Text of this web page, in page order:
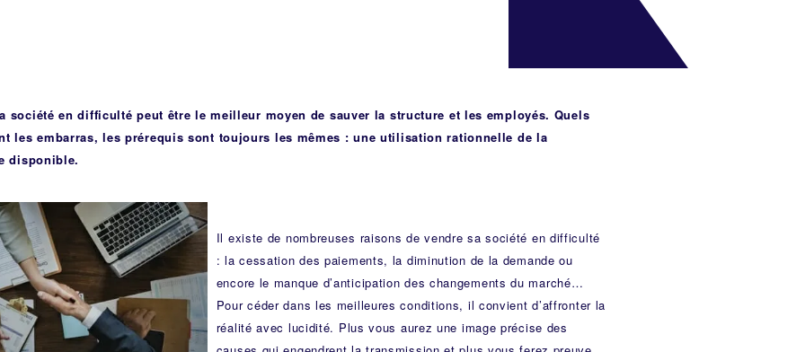
société en difficulté peut être le meilleur moyen de sauver la structure et les employés. Quels
les embarras, les prérequis sont toujours les mêmes : une utilisation rationnelle de la
disponible.
Il existe de nombreuses raisons de vendre sa société en difficulté
: la cessation des paiements, la diminution de la demande ou
encore le manque d’anticipation des changements du marché…
Pour céder dans les meilleures conditions, il convient d’affronter la
réalité avec lucidité. Plus vous aurez une image précise des